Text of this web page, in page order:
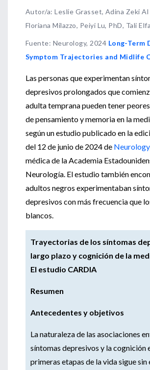
Autor/a: Leslie Grasset, Adina Zeki Al
Floriana Milazzo, Peiyi Lu, PhD, Tali
Fuente: Neurology, 2024 Long-Term
Symptom Trajectories and Midlife
Las personas que experimentan
depresivos prolongados que
adulta temprana pueden tener
de pensamiento y memoria en la
según un estudio publicado en la
del 12 de junio de 2024 de Neurology
médica de la Academia
Neurología. El estudio también
adultos negros experimentaban
depresivos con más frecuencia que
blancos.
Trayectorias de los síntomas
largo plazo y cognición de la
El estudio CARDIA
Resumen
Antecedentes y objetivos
La naturaleza de las asociaciones
síntomas depresivos y la cognición
primeras etapas de la vida sigue sin